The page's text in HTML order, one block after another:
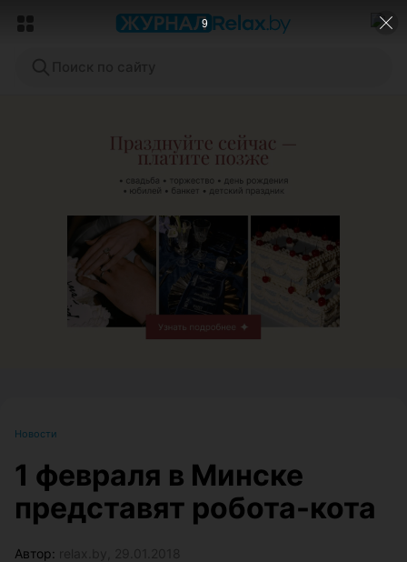
ЭФФЕКТИВНАЯ РЕКЛАМА НА САЙТЕ
Новости
1 февраля в Минске
представят робота-кота
Автор:
7